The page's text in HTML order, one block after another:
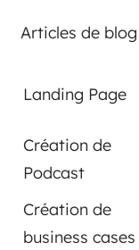
Articles de blog
Landing Page
Création de
Podcast
Création de
business cases